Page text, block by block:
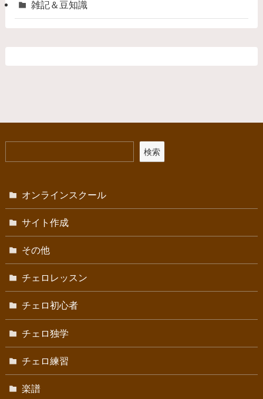
雑記＆豆知識
検索
オンラインスクール
サイト作成
その他
チェロレッスン
チェロ初心者
チェロ独学
チェロ練習
楽譜